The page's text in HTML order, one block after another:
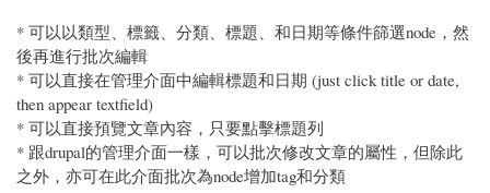
* 可以以類型、標籤、分類、標題、和日期等條件篩選node，然
後再進行批次編輯
* 可以直接在管理介面中編輯標題和日期 (just click title or date,
then appear textfield)
* 可以直接預覽文章內容，只要點擊標題列
* 跟drupal的管理介面一樣，可以批次修改文章的屬性，但除此
之外，亦可在此介面批次為node增加tag和分類